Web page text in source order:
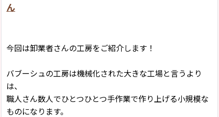
ん
今回は卸業者さんの工房をご紹介します！
バブーシュの工房は機械化された大きな工場と言うより
は、
職人さん数人でひとつひとつ手作業で作り上げる小規模な
ものになります。